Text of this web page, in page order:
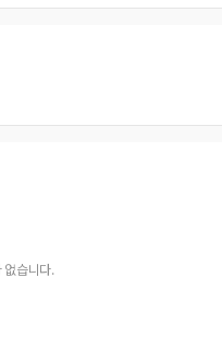
없습니다.